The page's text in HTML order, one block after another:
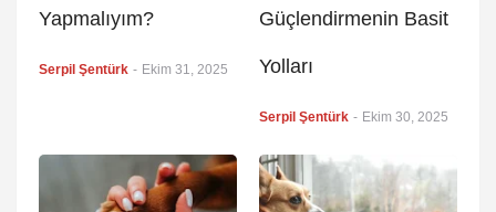
Yapmalıyım?
Serpil Şentürk - Ekim 31, 2025
Güçlendirmenin Basit
Yolları
Serpil Şentürk - Ekim 30, 2025